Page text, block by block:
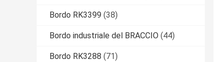
Bordo RK3399 (38)
Bordo industriale del BRACCIO (44)
Bordo RK3288 (71)